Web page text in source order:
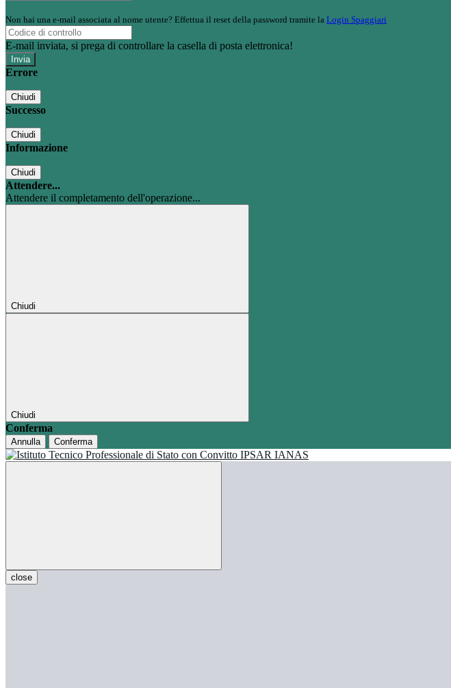
Non hai una e-mail associata al nome utente? Effettua il reset della password tramite la Login Spaggiari
E-mail inviata, si prega di controllare la casella di posta elettronica!
Errore
Chiudi
Successo
Chiudi
Informazione
Chiudi
Attendere...
Attendere il completamento dell'operazione...
Chiudi
Chiudi
Conferma
Annulla Conferma
close